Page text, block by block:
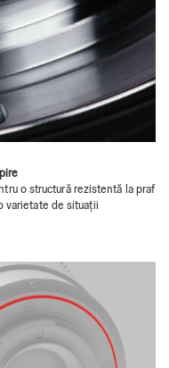
o structură rezistentă la praf
varietate de situații